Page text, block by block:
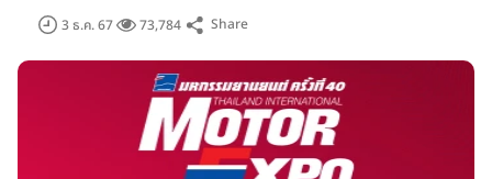
3 ธ.ค. 67 73,784 Share